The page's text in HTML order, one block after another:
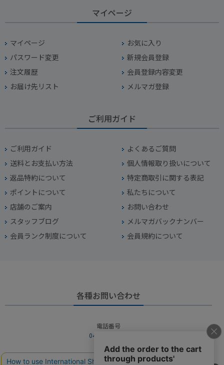
マイページ
マイページ
お気に入り
パスワード変更
新規会員登録
注文履歴
会員登録内容変更
お届け先リスト
メルマガ登録
ご利用ガイド
ご利用ガイド
よくあるご質問
送料とお支払い方法
個人情報取り扱いについて
返品特約について
特定商取引に関する表記
ポイントについて
私たちについて
店舗のご案内
お問い合わせ
スタッフブログ
メルマガバックナンバー
会員ランク制度について
会員規約について
各種お問い合わせ
電話番号
045-949-2451
営業時間
10：00～19：00